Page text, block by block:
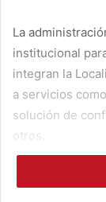
La
institucional
integran la
a servicios
solución de
otros.
A su llegada, el